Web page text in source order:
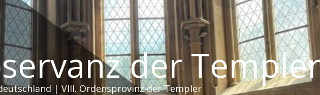
der Templer
| VIII. Ordensprovinz der Templer